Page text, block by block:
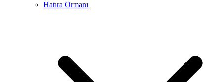
Hatıra Ormanı